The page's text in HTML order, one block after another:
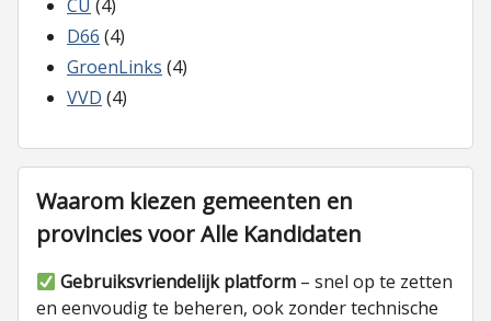
CU (4)
D66 (4)
GroenLinks (4)
VVD (4)
Waarom kiezen gemeenten en
provincies voor Alle Kandidaten
Gebruiksvriendelijk platform – snel op te zetten
en eenvoudig te beheren, ook zonder technische